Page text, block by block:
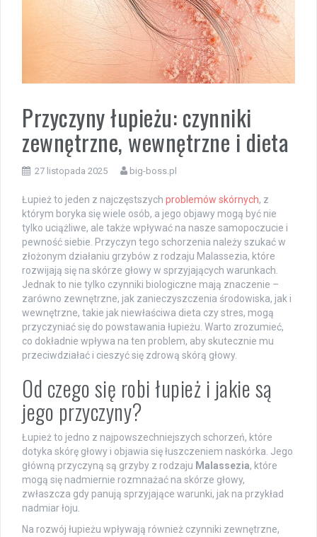
Przyczyny łupieżu: czynniki
zewnętrzne, wewnętrzne i dieta
27 listopada 2025 big-boss.pl
Łupież to jeden z najczęstszych problemów skórnych, z
którym boryka się wiele osób, a jego objawy mogą być nie
tylko uciążliwe, ale także wpływać na nasze samopoczucie i
pewność siebie. Przyczyn tego schorzenia należy szukać w
złożonym działaniu grzybów z rodzaju Malassezia, które
rozwijają się na skórze głowy w sprzyjających warunkach.
Jednak to nie tylko czynniki biologiczne mają znaczenie –
zarówno zewnętrzne, jak zanieczyszczenia środowiska, jak i
wewnętrzne, takie jak niewłaściwa dieta czy stres, mogą
przyczyniać się do powstawania łupieżu. Warto zrozumieć,
co dokładnie wpływa na ten problem, aby skutecznie mu
przeciwdziałać i cieszyć się zdrową skórą głowy.
Od czego się robi łupież i jakie są
jego przyczyny?
Łupież to jedno z najpowszechniejszych schorzeń, które
dotyka skórę głowy i objawia się łuszczeniem naskórka. Jego
główną przyczyną są grzyby z rodzaju Malassezia, które
mogą się nadmiernie rozmnażać na skórze głowy,
zwłaszcza gdy panują sprzyjające warunki, jak na przykład
nadmiar łoju.
Na rozwój łupieżu wpływają również czynniki zewnętrzne,